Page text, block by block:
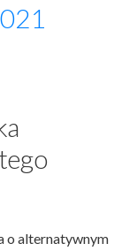
o alternatywnym